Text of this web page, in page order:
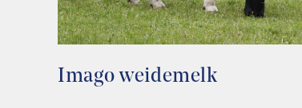
Imago weidemelk